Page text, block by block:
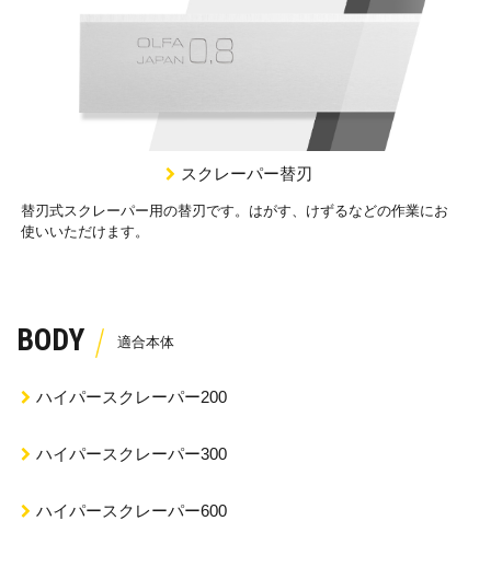
スクレーパー替刃
替刃式スクレーパー用の替刃です。はがす、けずるなどの作業にお
使いいただけます。
BODY
ハイパースクレーパー200
ハイパースクレーパー300
ハイパースクレーパー600